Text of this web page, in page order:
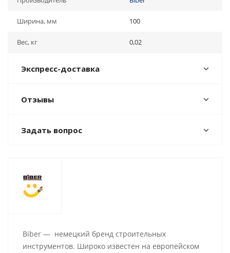
Ширина, мм 100
Вес, кг 0,02
Экспресс-доставка
Отзывы
Задать вопрос
Biber — немецкий бренд строительных
инструментов. Широко известен на европейском